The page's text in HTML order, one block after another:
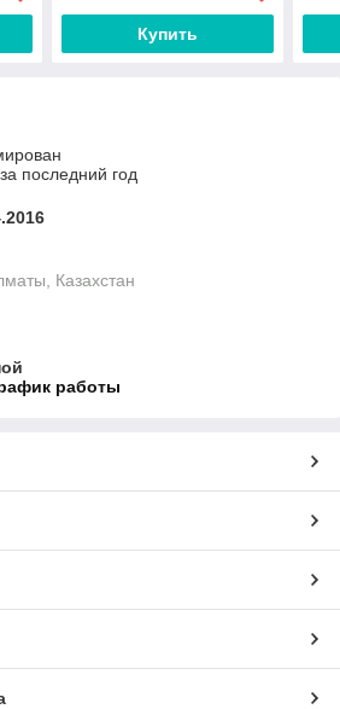
Купить
последний год
Казахстан
работы